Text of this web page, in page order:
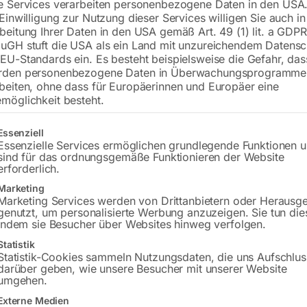
€486,00– €2.094,00
inkl. MwSt. Kostenloser Versand
Lieferzeit:ca. 5 - 10 Werktage
Achsabstand
Services verarbeiten personenbezogene Daten in den
zur Nutzung dieser Services willigen Sie auch
Ihrer Daten in den USA gemäß Art. 49 (1) lit. a
stuft die USA als ein Land mit unzureichendem
Standards ein. Es besteht beispielsweise die Gefahr,
personenbezogene Daten in
ohne dass für Europäerinnen und Europäer eine
besteht.
eine Liste der Service-Gruppen, für die eine Einwilligung erteilt
Services ermöglichen grundlegende Funktionen
für das ordnungsgemäße Funktionieren der Website
Services werden von Drittanbietern oder
um personalisierte Werbung anzuzeigen. Sie tun
sie Besucher über Websites hinweg verfolgen.
Cookies sammeln Nutzungsdaten, die uns
geben, wie unsere Besucher mit unserer Website
Medien